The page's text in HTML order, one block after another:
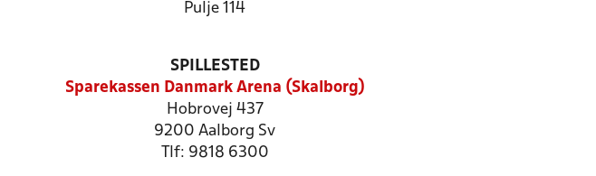
Pulje 114
SPILLESTED
Sparekassen Danmark Arena (Skalborg)
Hobrovej 437
9200 Aalborg Sv
Tlf: 9818 6300